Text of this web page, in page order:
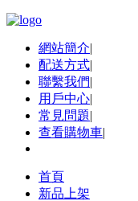
網站簡介|
配送方式|
聯繫我們|
用戶中心|
常見問題|
查看購物車|
首頁
新品上架